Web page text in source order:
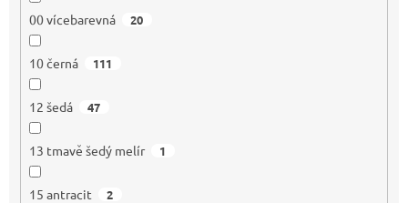
00 vícebarevná 20
10 černá 111
12 šedá 47
13 tmavě šedý melír 1
15 antracit 2